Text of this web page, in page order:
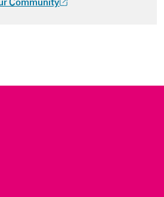
Link wird in einem neuen Tab
neuen Tab geöffnet)